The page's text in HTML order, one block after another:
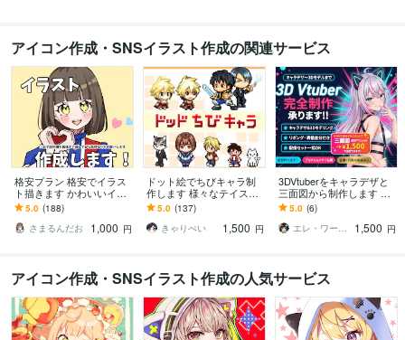
アイコン作成・SNSイラスト作成の関連サービス
格安プラン 格安でイラス
ト描きます かわいいイラ
ストを安く早く提供しま
す！
5.0 (188)
さまるんだお
1,000 円
ドット絵でちびキャラ制
作します 様々なテイスト
のちびキャラを作成しま
す
5.0 (137)
きゃりぺい
1,500 円
3DVtuberをキャラデザと
三面図から制作します 配
信画面/背景/ネームロゴ/離
席中/待機中/OP/EDセット
5.0 (6)
エレ・ワークス｜Vtuber制作
1,500 円
アイコン作成・SNSイラスト作成の人気サービス